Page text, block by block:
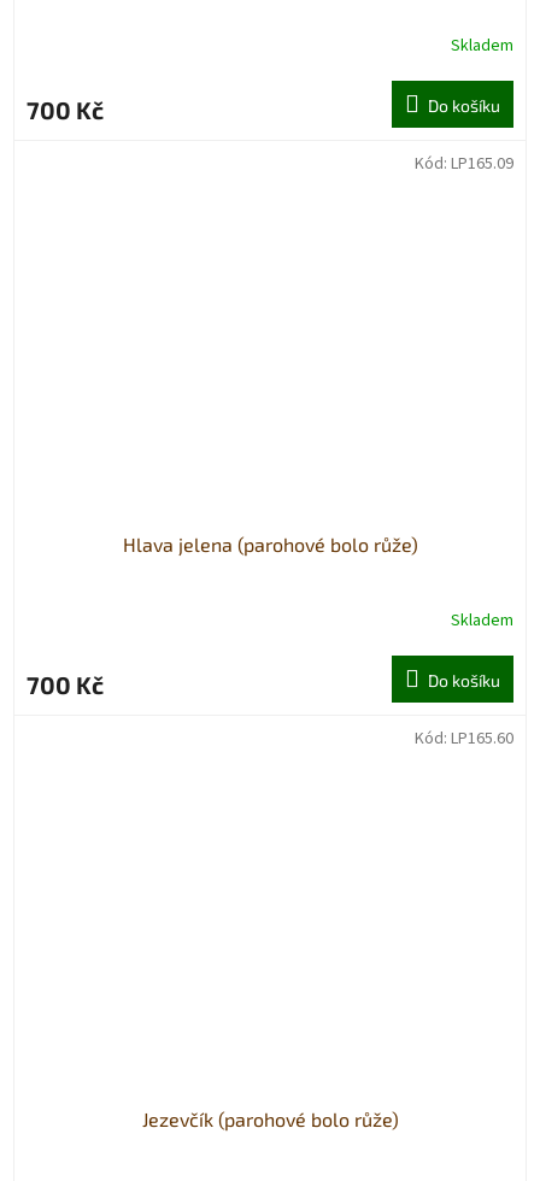
Skladem
700 Kč Do košíku
Hlava jelena (parohové bolo růže)
Skladem
700 Kč Do košíku
Kód: LP165.09
Jezevčík (parohové bolo růže)
Kód: LP165.60